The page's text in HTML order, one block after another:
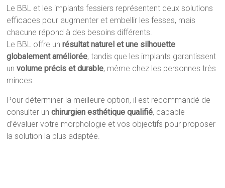
Le BBL et les implants fessiers représentent deux solutions
efficaces pour augmenter et embellir les fesses, mais
chacune répond à des besoins différents.
Le BBL offre unrésultat naturel et une silhouette
globalement améliorée, tandis que les implants garantissent
unvolume précis et durable, même chez les personnes très
minces.
Pour déterminer la meilleure option, il est recommandé de
consulter unchirurgien esthétique qualifié, capable
d’évaluer votre morphologie et vos objectifs pour proposer
la solution la plus adaptée.